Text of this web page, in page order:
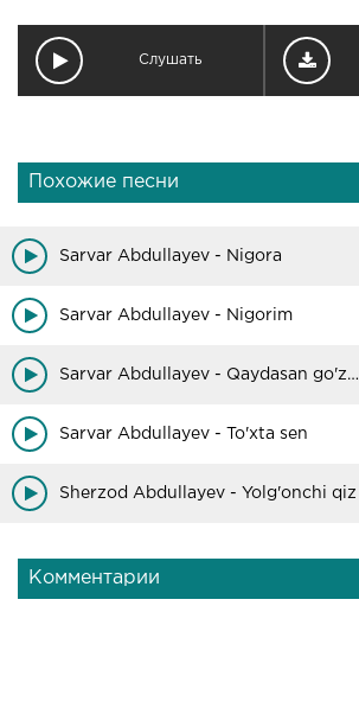
Слушать
Похожие песни
Sarvar Abdullayev - Nigora
Sarvar Abdullayev - Nigorim
Sarvar Abdullayev - Qaydasan go'zalim
Sarvar Abdullayev - To'xta sen
Sherzod Abdullayev - Yolg'onchi qiz
Комментарии